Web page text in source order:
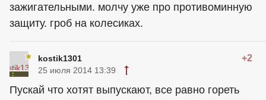
зажигательными. молчу уже про противоминную
защиту. гроб на колесиках.
kostik1301 +2
25 июля 2014 13:39
Пускай что хотят выпускают, все равно гореть